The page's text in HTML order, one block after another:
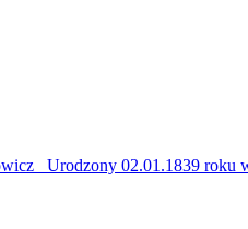
Urodzony 02.01.1839 roku